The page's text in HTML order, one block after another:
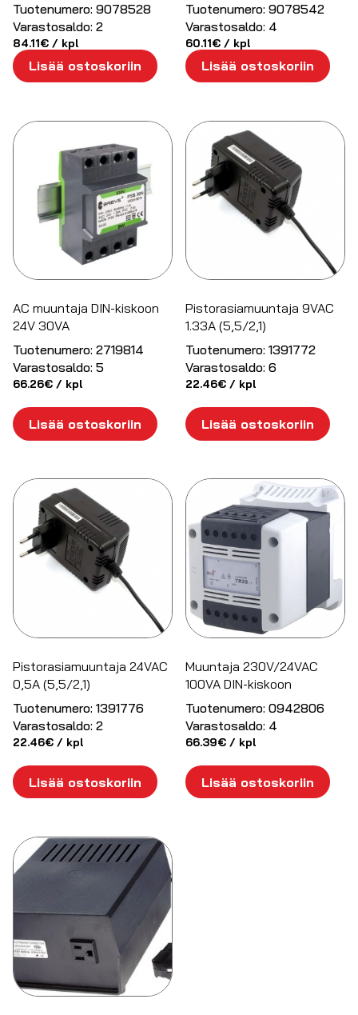
Tuotenumero: 9078528
Varastosaldo: 2
84.11€ / kpl
Lisää ostoskoriin
Tuotenumero: 9078542
Varastosaldo: 4
60.11€ / kpl
Lisää ostoskoriin
AC muuntaja DIN-kiskoon
24V 30VA
Tuotenumero: 2719814
Varastosaldo: 5
66.26€ / kpl
Lisää ostoskoriin
Pistorasiamuuntaja 9VAC
1.33A (5,5/2,1)
Tuotenumero: 1391772
Varastosaldo: 6
22.46€ / kpl
Lisää ostoskoriin
Pistorasiamuuntaja 24VAC
0,5A (5,5/2,1)
Tuotenumero: 1391776
Varastosaldo: 2
22.46€ / kpl
Lisää ostoskoriin
Muuntaja 230V/24VAC
100VA DIN-kiskoon
Tuotenumero: 0942806
Varastosaldo: 4
66.39€ / kpl
Lisää ostoskoriin